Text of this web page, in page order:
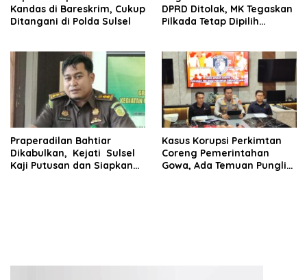
Kandas di Bareskrim, Cukup
Ditangani di Polda Sulsel
DPRD Ditolak, MK Tegaskan
Pilkada Tetap Dipilih
Praperadilan Bahtiar
Dikabulkan, Kejati Sulsel
Kaji Putusan dan Siapkan
Kasus Korupsi Perkimtan
Coreng Pemerintahan
Gowa, Ada Temuan Pungli